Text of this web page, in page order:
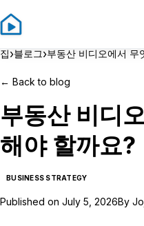
집›블로그›부동산 비디오에서 무
← Back to blog
부동산 비디
해야 할까요?
BUSINESS STRATEGY
Published on July 5, 2026By